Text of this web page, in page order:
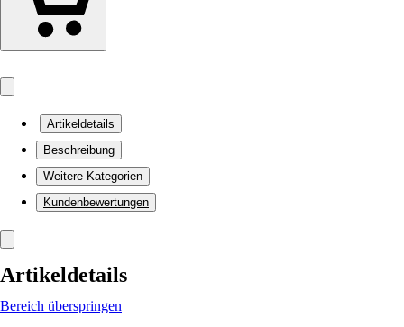
Artikeldetails
Beschreibung
Weitere Kategorien
Kundenbewertungen
Artikeldetails
Bereich überspringen